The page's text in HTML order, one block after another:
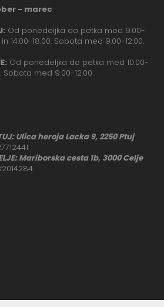
- marec
Od ponedeljka do petka med 9.00-
in 14.00-18.00. Sobota med 9.00-12.00.
Od ponedeljka do petka med 10.00-
Sobota med 9.00-12.00.
Ulica heroja Lacka 9, 2250 Ptuj
Mariborska cesta 1b, 3000 Celje